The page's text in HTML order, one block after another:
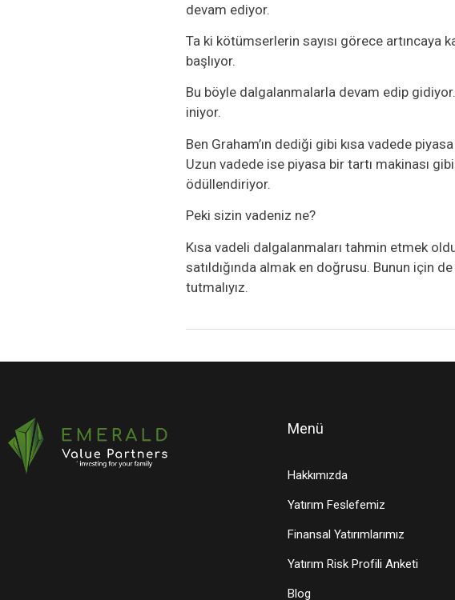
devam ediyor.
Ta ki kötümserlerin sayısı görece artıncaya
başlıyor.
Bu böyle dalgalanmalarla devam edip
iniyor.
Ben Graham’ın dediği gibi kısa vadede
Uzun vadede ise piyasa bir tartı makinası
ödüllendiriyor.
Peki sizin vadeniz ne?
Kısa vadeli dalgalanmaları tahmin etmek
satıldığında almak en doğrusu. Bunun için
tutmalıyız.
Menü
Hakkımızda
Yatırım Feslefemiz
Finansal Yatırımlarımız
Yatırım Risk Profili Anketi
Blog